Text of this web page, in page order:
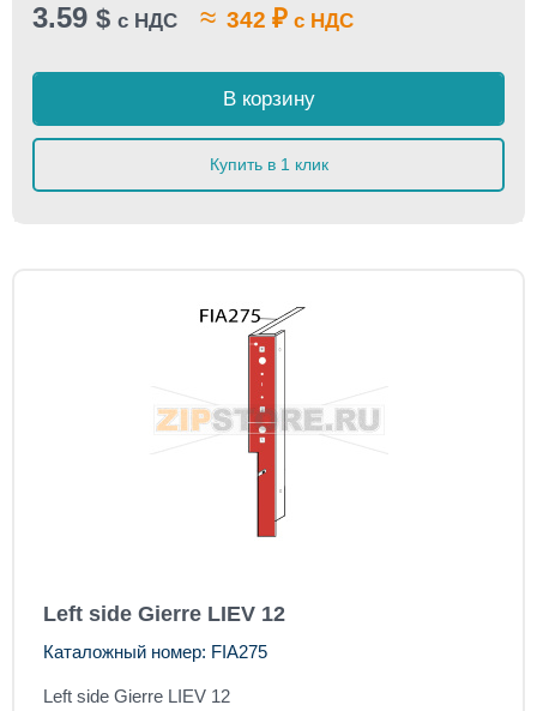
3.59 $ с НДС ≈ 342 ₽ с НДС
В корзину
Купить в 1 клик
Left side Gierre LIEV 12
Каталожный номер: FIA275
Left side Gierre LIEV 12